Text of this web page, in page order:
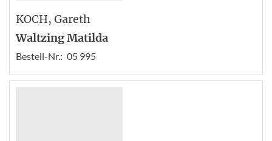
KOCH, Gareth
Waltzing Matilda
Bestell-Nr.: 05 995